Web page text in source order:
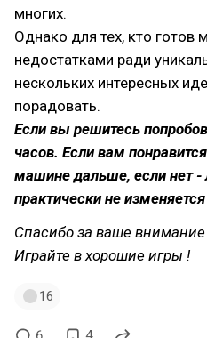
многих.
Однако для тех, кто готов
недостатками ради
нескольких интересных
порадовать.
Если вы решитесь
часов. Если вам
машине дальше, если нет -
практически не
Спасибо за ваше внимание
Играйте в хорошие игры !
16